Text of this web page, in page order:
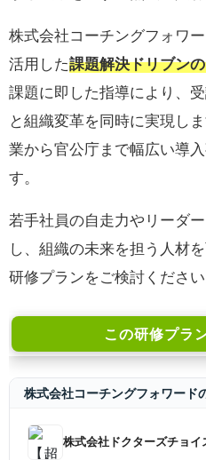
株式会社コーチングフォワ
活用した課題解決ドリブン
課題に即した指導により、
と組織変革を同時に実現し
業から官公庁まで幅広い導
す。
若手社員の自走力やリーダ
し、組織の未来を担う人材
研修プランをご検討ください
この研修プラ
株式会社コーチングフォワード
株式会社ドクターズチョイ